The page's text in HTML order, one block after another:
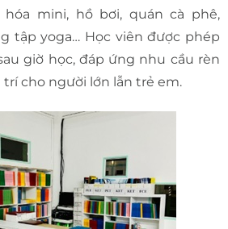
mini, hồ bơi, quán cà phê,
tập yoga… Học viên được phép
giờ học, đáp ứng nhu cầu rèn
trí cho người lớn lẫn trẻ em.